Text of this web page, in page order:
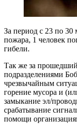
За период с 23 по 30
пожара, 1 человек
гибели.
Так же за
подразделениями
чрезвычайным
горение мусора и
замыкание эл/
срабатывание
помощи